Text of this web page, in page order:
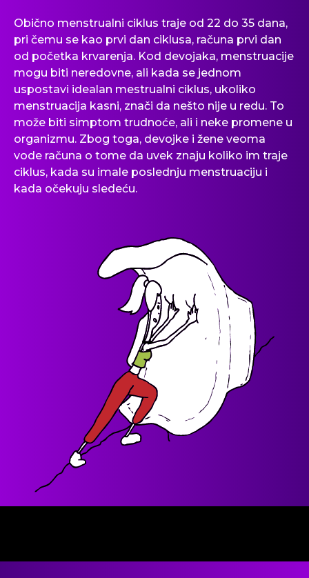
Obično menstrualni ciklus traje od 22 do 35 dana,
pri čemu se kao prvi dan ciklusa, računa prvi dan
od početka krvarenja. Kod devojaka, menstruacije
mogu biti neredovne, ali kada se jednom
uspostavi idealan mestrualni ciklus, ukoliko
menstruacija kasni, znači da nešto nije u redu. To
može biti simptom trudnoće, ali i neke promene u
organizmu. Zbog toga, devojke i žene veoma
vode računa o tome da uvek znaju koliko im traje
ciklus, kada su imale poslednju menstruaciju i
kada očekuju sledeću.